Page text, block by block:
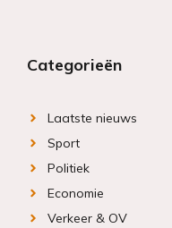
Categorieën
Laatste nieuws
Sport
Politiek
Economie
Verkeer & OV